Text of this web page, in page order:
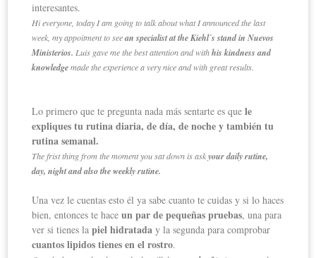
interesantes.
Hi everyone, today I am going to talk about what I announced the last
week, my appoitment to seean specialist at the Kiehl´s stand in Nuevos
Ministerios. Luis gave me the best attention and withhis kindness and
knowledgemade the experience a very nice and with great results.
Lo primero que te pregunta nada más sentarte es quele
expliques tu rutina diaria, de día, de noche y también tu
rutina semanal.
The frist thing from the moment you sat down is askyour daily rutine,
day, night and also the weekly rutine.
Una vez le cuentas esto él ya sabe cuanto te cuidas y si lo haces
bien, entonces te haceun par de pequeñas pruebas, una para
ver si tienes la piel hidratada y la segunda para comprobar
cuantos lipidos tienes en el rostro.